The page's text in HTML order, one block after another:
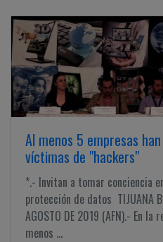
Al menos 5 empresas
víctimas de "hackers"
*.- Invitan a tomar conciencia
protección de datos TIJUANA
AGOSTO DE 2019 (AFN).- En la
menos ...